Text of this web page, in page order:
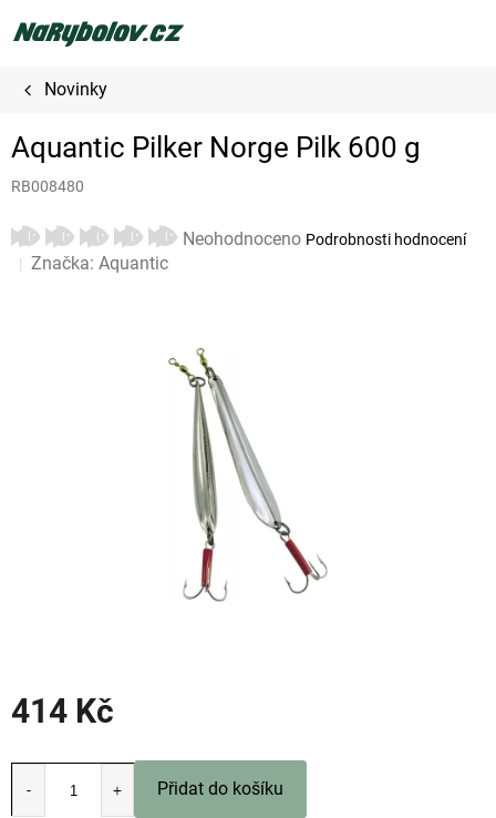
na
Novinky
Aquantic Pilker Norge Pilk 600 g
RB008480
Průměrné
hodnocení
hvězdiček.
Neohodnoceno Podrobnosti hodnocení
Značka: Aquantic
414 Kč
Přidat do košíku